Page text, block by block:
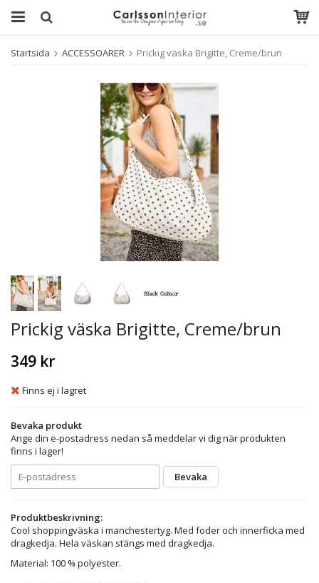
Startsida ACCESSOARER Prickig väska Brigitte, Creme/brun
Prickig väska Brigitte, Creme/brun
349 kr
Finns ej i lagret
Bevaka produkt
Ange din e-postadress nedan så meddelar vi dig när produkten
finns i lager!
Bevaka
Produktbeskrivning:
Cool shoppingväska i manchestertyg. Med foder och innerficka med
dragkedja. Hela väskan stängs med dragkedja.
Material: 100 % polyester.